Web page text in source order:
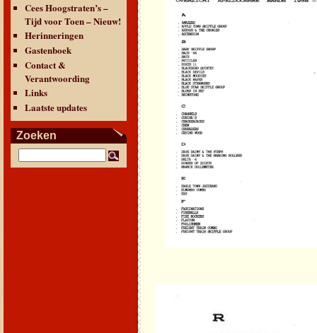
Cees Hoogstraten’s –
Tijd voor Toen – Nieuw!
Herinneringen
Gastenboek
Contact &
Verantwoording
Links
Laatste updates
Zoeken